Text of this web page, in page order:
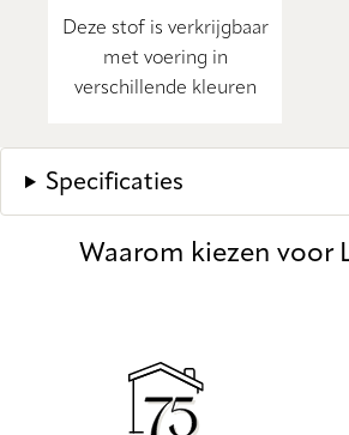
Deze stof is verkrijgbaar
met voering in
verschillende kleuren
Specificaties
Waarom kiezen voor